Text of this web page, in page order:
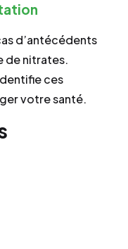
d’antécédents
de nitrates.
ces
votre santé.